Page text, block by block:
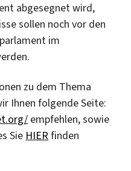
abgesegnet wird,
sollen noch vor den
im
zu dem Thema
Ihnen folgende Seite:
empfehlen, sowie
Sie HIERfinden